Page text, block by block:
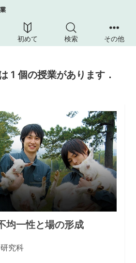
初めて 検索 その他
1 個の授業があります．
均一性と場の形成
究科